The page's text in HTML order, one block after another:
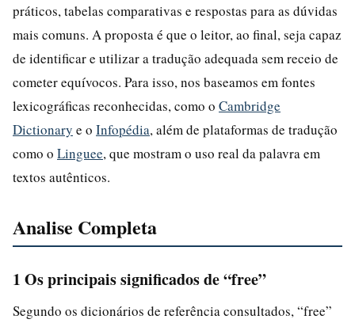
práticos, tabelas comparativas e respostas para as dúvidas
mais comuns. A proposta é que o leitor, ao final, seja capaz
de identificar e utilizar a tradução adequada sem receio de
cometer equívocos. Para isso, nos baseamos em fontes
lexicográficas reconhecidas, como o Cambridge
Dictionary e o Infopédia, além de plataformas de tradução
como o Linguee, que mostram o uso real da palavra em
textos autênticos.
Analise Completa
1 Os principais significados de “free”
Segundo os dicionários de referência consultados, “free”